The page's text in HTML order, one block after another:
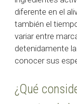
diferente en el
también el
variar entre
detenidamente
conocer sus
¿Qué